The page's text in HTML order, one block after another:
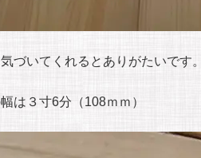
づいてくれるとありがたいです
は３寸6分（108ｍｍ）